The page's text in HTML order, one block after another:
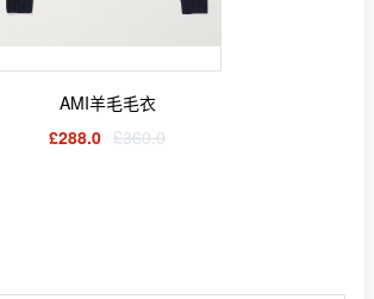
AMI羊毛毛衣
£288.0 £360.0